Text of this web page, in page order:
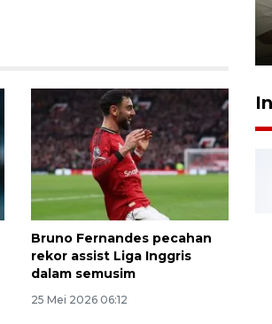
Bruno Fernandes pecahan
rekor assist Liga Inggris
dalam semusim
25 Mei 2026 06:12